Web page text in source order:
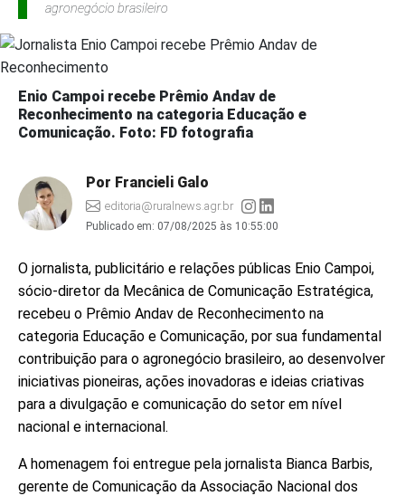
agronegócio brasileiro
Enio Campoi recebe Prêmio Andav de
Reconhecimento na categoria Educação e
Comunicação. Foto: FD fotografia
Por Francieli Galo
editoria@ruralnews.agr.br
Publicado em: 07/08/2025 às 10:55:00
O jornalista, publicitário e relações públicas Enio Campoi,
sócio-diretor da Mecânica de Comunicação Estratégica,
recebeu o Prêmio Andav de Reconhecimento na
categoria Educação e Comunicação, por sua fundamental
contribuição para o agronegócio brasileiro, ao desenvolver
iniciativas pioneiras, ações inovadoras e ideias criativas
para a divulgação e comunicação do setor em nível
nacional e internacional.
A homenagem foi entregue pela jornalista Bianca Barbis,
gerente de Comunicação da Associação Nacional dos